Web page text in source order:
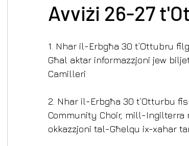
Avviżi 26-27
1. Nhar il-Erbgħa 30 t’Ottubru
Għal aktar informazzjoni jew
Camilleri
2. Nhar il-Erbgħa 30 t’Otturbu
Community Choir, mill-
okkazzjoni tal-Għelqu ix-xahar